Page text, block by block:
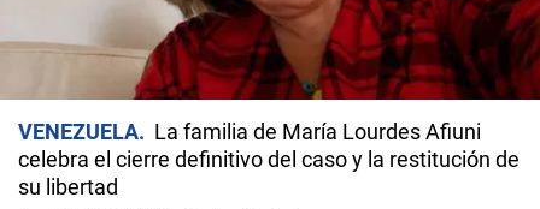
VENEZUELA
La familia de María Lourdes Afiuni
celebra el cierre definitivo del caso y la restitución de
su libertad